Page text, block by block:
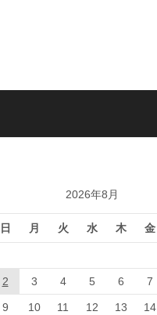
2026年8月
日 月 火 水 木 金
2 3 4 5 6 7
9 10 11 12 13 14